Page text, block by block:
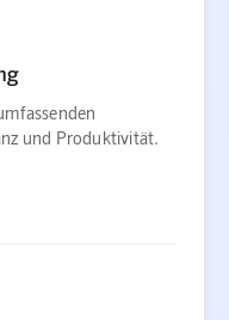
und Produktivität.